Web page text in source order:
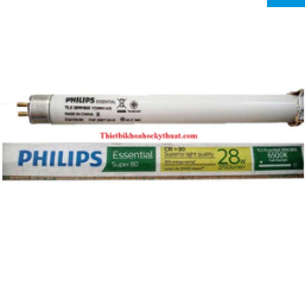
TL-D 90 Graphica 18W/965 mô
phỏng tương đương với ánh sáng tự
nhiên
Với độ hoàn màu cực cao nên được